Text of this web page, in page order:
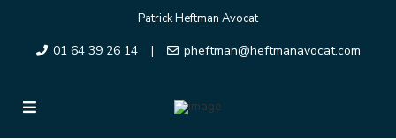
Patrick Heftman Avocat
01 64 39 26 14| pheftman@heftmanavocat.com